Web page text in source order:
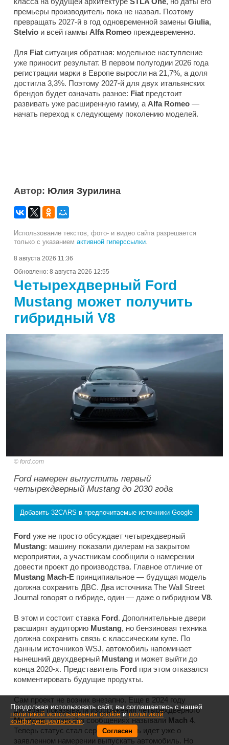
премьеры производитель пока не назвал. Поэтому
превращать 2027-й в год одновременной замены Giulia,
Stelvio и всей гаммы Alfa Romeo преждевременно.
Для Fiat ситуация обратная: модельное наступление
уже приносит результат. В первом полугодии 2026 года
регистрации марки в Европе выросли на 21,7%, а доля
достигла 3,3%. Поэтому 2027-й для двух итальянских
брендов будет означать разное: Fiat предстоит
развивать уже расширенную гамму, а Alfa Romeo —
начать переход к следующему поколению моделей.
Автор: Юлия Зурилина
Использование текстов, фото- и видео сайта разрешается
только с указанием активной гиперссылки.
8 августа 2026 11:36
Обновлено: 8 августа 2026 12:55
Четырехдверный Ford
Mustang может получить
гибридный V8
ford.com
Ford намерен выпустить первый
четырехдверный Mustang до 2030 года
Добавить 32CARS в предпочитаемые источники Google
Ford уже не просто обсуждает четырехдверный
Mustang: машину показали дилерам на закрытом
мероприятии, а участникам сообщили о намерении
довести проект до производства. Главное отличие от
Mustang Mach-E принципиальное — будущая модель
должна сохранить ДВС. Два источника The Wall Street
Journal говорят о гибриде, один — даже о гибридном V8.
В этом и состоит ставка Ford. Дополнительные двери
расширят аудиторию Mustang, но бензиновая техника
должна сохранить связь с классическим купе. По
данным источников WSJ, автомобиль напоминает
нынешний двухдверный Mustang и может выйти до
конца 2020-х. Представитель Ford при этом отказался
комментировать будущие продукты.
Сам проект не возник внезапно. Еще в 2024 году
дилерам показывали изображения четырехдверного
Mustang, который в сообщениях называли Mach 4.
Теперь статус стал серьезнее: речь идет уже о
заявленном намерении выпускать автомобиль. Но
Продолжая использовать сайт, вы соглашаетесь с нашей
политикой использования cookieиполитикой
конфиденциальности.
Согласен